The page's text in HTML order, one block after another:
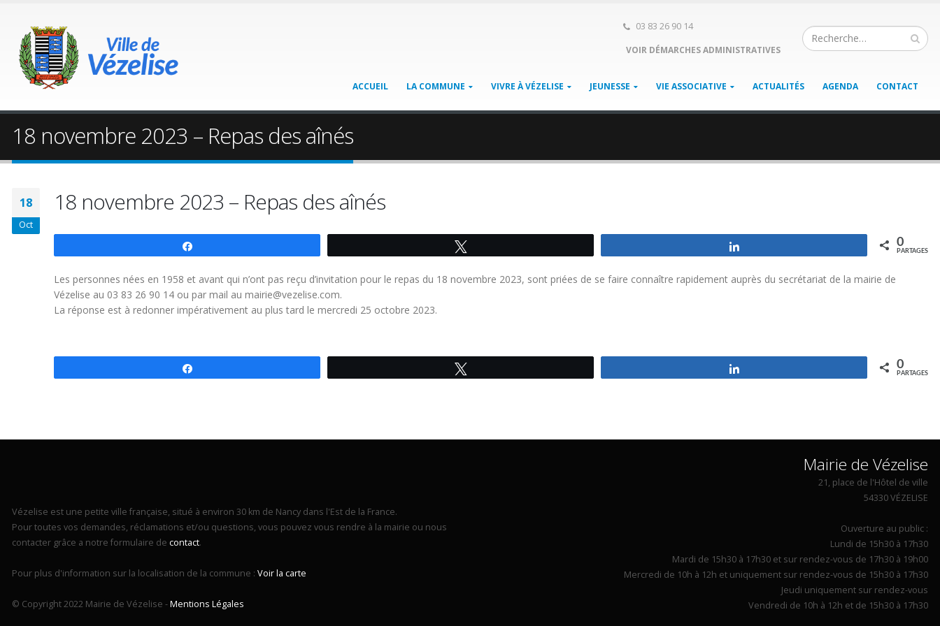
03 83 26 90 14
VOIR DÉMARCHES ADMINISTRATIVES
ACCUEIL LA COMMUNE VIVRE À VÉZELISE JEUNESSE VIE ASSOCIATIVE ACTUALITÉS AGENDA CONTACT
18 novembre 2023 – Repas des aînés
18
Oct
18 novembre 2023 – Repas des aînés
0
PARTAGES
Les personnes nées en 1958 et avant qui n’ont pas reçu d’invitation pour le repas du 18 novembre 2023, sont priées de se faire connaître rapidement auprès du secrétariat de la mairie de
Vézelise au 03 83 26 90 14 ou par mail au mairie@vezelise.com.
La réponse est à redonner impérativement au plus tard le mercredi 25 octobre 2023.
0
PARTAGES
Vézelise est une petite ville française, situé à environ 30 km de Nancy dans l'Est de la France.
Pour toutes vos demandes, réclamations et/ou questions, vous pouvez vous rendre à la mairie ou nous
contacter grâce a notre formulaire de contact.
Pour plus d'information sur la localisation de la commune : Voir la carte
© Copyright 2022 Mairie de Vézelise -Mentions Légales
Mairie de Vézelise
21, place de l'Hôtel de ville
54330 VÉZELISE
Ouverture au public :
Lundi de 15h30 à 17h30
Mardi de 15h30 à 17h30 et sur rendez-vous de 17h30 à 19h00
Mercredi de 10h à 12h et uniquement sur rendez-vous de 15h30 à 17h30
Jeudi uniquement sur rendez-vous
Vendredi de 10h à 12h et de 15h30 à 17h30